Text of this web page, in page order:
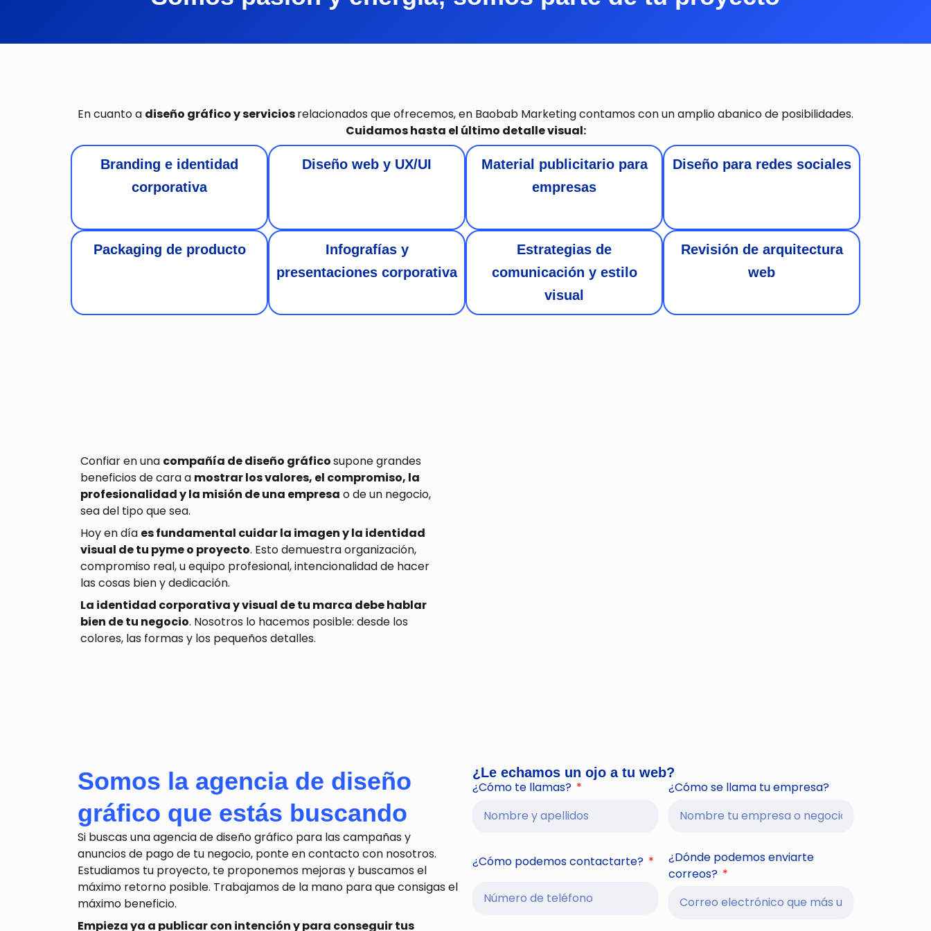
En cuanto a diseño gráfico y serviciosrelacionados que ofrecemos, en Baobab Marketing contamos con un amplio abanico de posibilidades.
Cuidamos hasta el último detalle visual:
Branding e identidad
corporativa
Diseño web y UX/UI
Material publicitario para
empresas
Diseño para redes sociales
Packaging de producto
Infografías y
presentaciones corporativa
Estrategias de
comunicación y estilo
visual
Revisión de arquitectura
web
Confiar en una compañía de diseño gráficosupone grandes
beneficios de cara a mostrar los valores, el compromiso, la
profesionalidad y la misión de una empresa o de un negocio,
sea del tipo que sea.
Hoy en día es fundamental cuidar la imagen y la identidad
visual de tu pyme o proyecto. Esto demuestra organización,
compromiso real, u equipo profesional, intencionalidad de hacer
las cosas bien y dedicación.
La identidad corporativa y visual de tu marca debe hablar
bien de tu negocio. Nosotros lo hacemos posible: desde los
colores, las formas y los pequeños detalles.
Somos la agencia de diseño
gráfico que estás buscando
Si buscas unaagencia de diseño gráfico para las campañas y
anunciosde pagode tu negocio, ponte en contacto con nosotros.
Estudiamos tu proyecto, te proponemos mejoras y buscamos el
máximo retorno posible. Trabajamos de la mano para que consigas el
máximo beneficio.
Empieza ya a publicar con intención y para conseguir tus
¿Le echamos un ojo a tu web?
¿Cómo te llamas? ¿Cómo se llama tu empresa?
¿Cómo podemos contactarte?
¿Dónde podemos enviarte
correos?